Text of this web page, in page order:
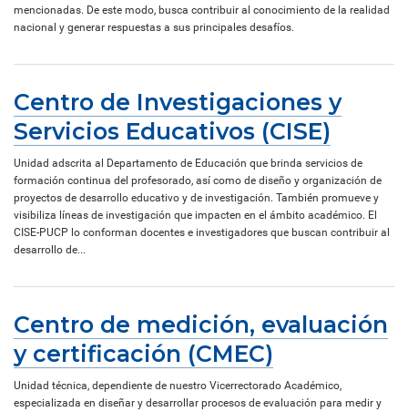
mencionadas. De este modo, busca contribuir al conocimiento de la realidad
nacional y generar respuestas a sus principales desafíos.
Centro de Investigaciones y
Servicios Educativos (CISE)
Unidad adscrita al Departamento de Educación que brinda servicios de
formación continua del profesorado, así como de diseño y organización de
proyectos de desarrollo educativo y de investigación. También promueve y
visibiliza líneas de investigación que impacten en el ámbito académico. El
CISE-PUCP lo conforman docentes e investigadores que buscan contribuir al
desarrollo de...
Centro de medición, evaluación
y certificación (CMEC)
Unidad técnica, dependiente de nuestro Vicerrectorado Académico,
especializada en diseñar y desarrollar procesos de evaluación para medir y